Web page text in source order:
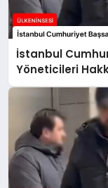
İstanbul
Yöneticileri